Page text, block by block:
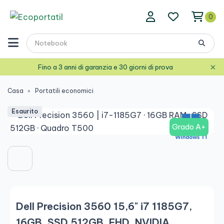
0
Fino a 3 anni di garanzia e 30 giorni di prova ×
Casa Portatili economici
Grado A+
Esaurito
Dell Precision 3560 15,6" i7 1185G7,